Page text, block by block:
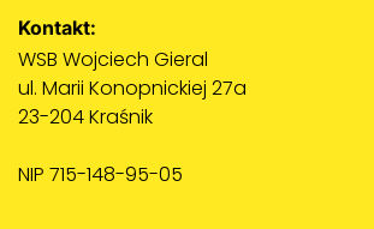
Kontakt:
WSB Wojciech Gieral
ul. Marii Konopnickiej 27a
23-204 Kraśnik
NIP 715-148-95-05